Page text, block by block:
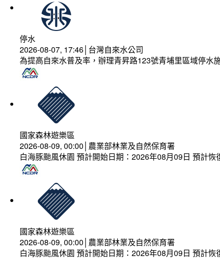
停水
2026-08-07, 17:46│台灣自來水公司
為提高自來水普及率，辦理青昇路123號青埔里區域停水
國家森林遊樂區
2026-08-09, 00:00│農業部林業及自然保育署
白海豚颱風休園 預計開始日期：2026年08月09日 預計
國家森林遊樂區
2026-08-09, 00:00│農業部林業及自然保育署
白海豚颱風休園 預計開始日期：2026年08月09日 預計